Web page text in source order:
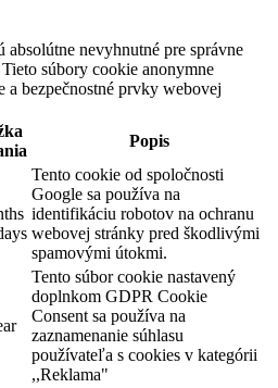
nevyhnutné pre správne
súbory cookie anonymne
a bezpečnostné prvky webovej
Popis
Tento cookie od spoločnosti
Google sa používa na
identifikáciu robotov na ochranu
webovej stránky pred škodlivými
spamovými útokmi.
Tento súbor cookie nastavený
doplnkom GDPR Cookie
Consent sa používa na
zaznamenanie súhlasu
používateľa s cookies v kategórii
,,Reklama"